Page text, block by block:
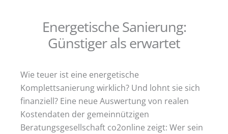
Energetische Sanierung:
Günstiger als erwartet
Wie teuer ist eine energetische
Komplettsanierung wirklich? Und lohnt sie sich
finanziell? Eine neue Auswertung von realen
Kostendaten der gemeinnützigen
Beratungsgesellschaft co2online zeigt: Wer sein